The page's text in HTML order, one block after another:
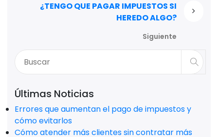
¿TENGO QUE PAGAR IMPUESTOS SI
HEREDO ALGO?
Siguiente
Últimas Noticias
Errores que aumentan el pago de impuestos y
cómo evitarlos
Cómo atender más clientes sin contratar más